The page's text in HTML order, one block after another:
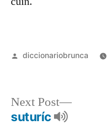
diccionariobrunca
Next Post
suturíc